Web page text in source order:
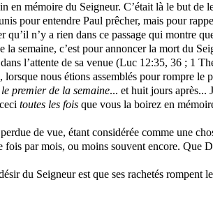
en mémoire du Seigneur. C’était là le but
pour entendre Paul prêcher, mais pour
qu’il n’y a rien dans ce passage qui montre
semaine, c’est pour annoncer la mort du
l’attente de sa venue (Luc 12:35, 36 ; 1
, lorsque nous étions assemblés pour rompre le
le premier de la semaine... et huit jours après...
toutes les foisque vous la boirez en
de vue, étant considérée comme une
fois par mois, ou moins souvent encore.
du Seigneur est que ses rachetés